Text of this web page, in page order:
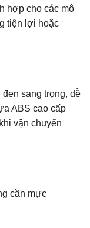
hợp cho các mô
tiện lợi hoặc
sang trọng, dễ
ABS cao cấp
vận chuyển
cần mực